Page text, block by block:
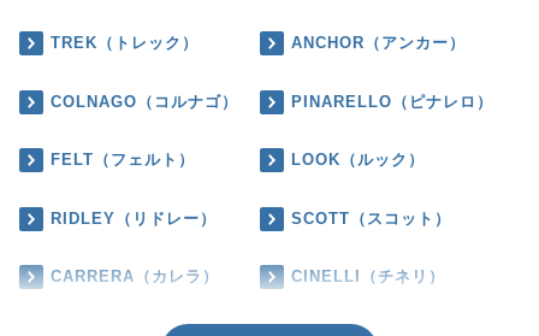
TREK（トレック） ANCHOR（アンカー）
COLNAGO（コルナゴ） PINARELLO（ピナレロ）
FELT（フェルト） LOOK（ルック）
RIDLEY（リドレー） SCOTT（スコット）
CARRERA（カレラ） CINELLI（チネリ）